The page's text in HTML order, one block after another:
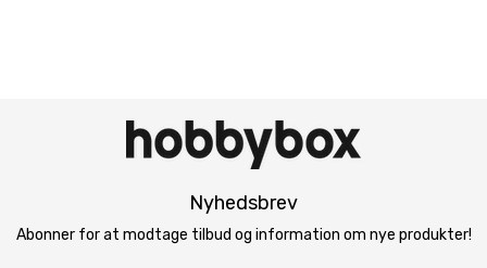
Nyhedsbrev
Abonner for at modtage tilbud og information om nye produkter!